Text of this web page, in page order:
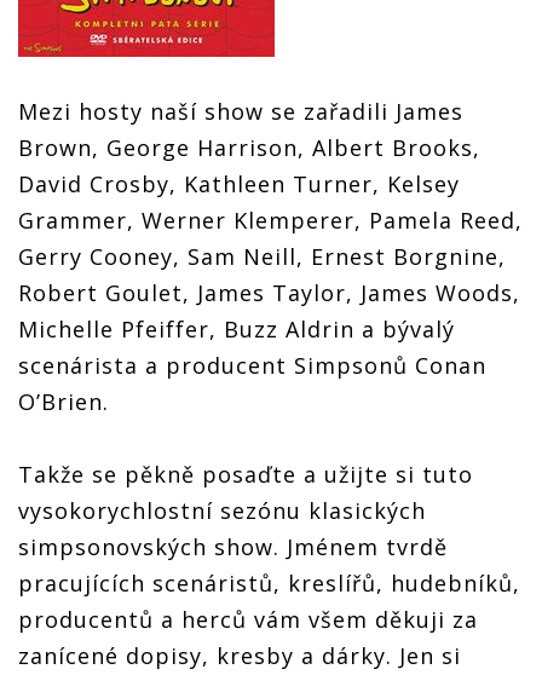
Mezi hosty naší show se zařadili James
Brown, George Harrison, Albert Brooks,
David Crosby, Kathleen Turner, Kelsey
Grammer, Werner Klemperer, Pamela Reed,
Gerry Cooney, Sam Neill, Ernest Borgnine,
Robert Goulet, James Taylor, James Woods,
Michelle Pfeiffer, Buzz Aldrin a bývalý
scenárista a producent Simpsonů Conan
O’Brien.
Takže se pěkně posaďte a užijte si tuto
vysokorychlostní sezónu klasických
simpsonovských show. Jménem tvrdě
pracujících scenáristů, kreslířů, hudebníků,
producentů a herců vám všem děkuji za
zanícené dopisy, kresby a dárky. Jen si